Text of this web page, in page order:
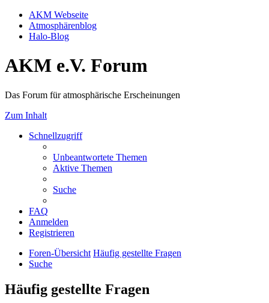
AKM Webseite
Atmosphärenblog
Halo-Blog
AKM e.V. Forum
Das Forum für atmosphärische Erscheinungen
Zum Inhalt
Schnellzugriff
Unbeantwortete Themen
Aktive Themen
Suche
FAQ
Anmelden
Registrieren
Foren-Übersicht Häufig gestellte Fragen
Suche
Häufig gestellte Fragen